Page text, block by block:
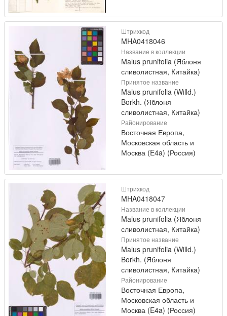
Штрихкод
MHA0418046
Название в коллекции
Malus prunifolia (Яблоня
сливолистная, Китайка)
Принятое название
Malus prunifolia (Willd.)
Borkh. (Яблоня
сливолистная, Китайка)
Районирование
Восточная Европа,
Московская область и
Москва (E4a) (Россия)
Штрихкод
MHA0418047
Название в коллекции
Malus prunifolia (Яблоня
сливолистная, Китайка)
Принятое название
Malus prunifolia (Willd.)
Borkh. (Яблоня
сливолистная, Китайка)
Районирование
Восточная Европа,
Московская область и
Москва (E4a) (Россия)